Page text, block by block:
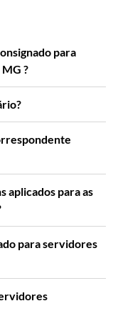
para
?
aplicados para as
para servidores